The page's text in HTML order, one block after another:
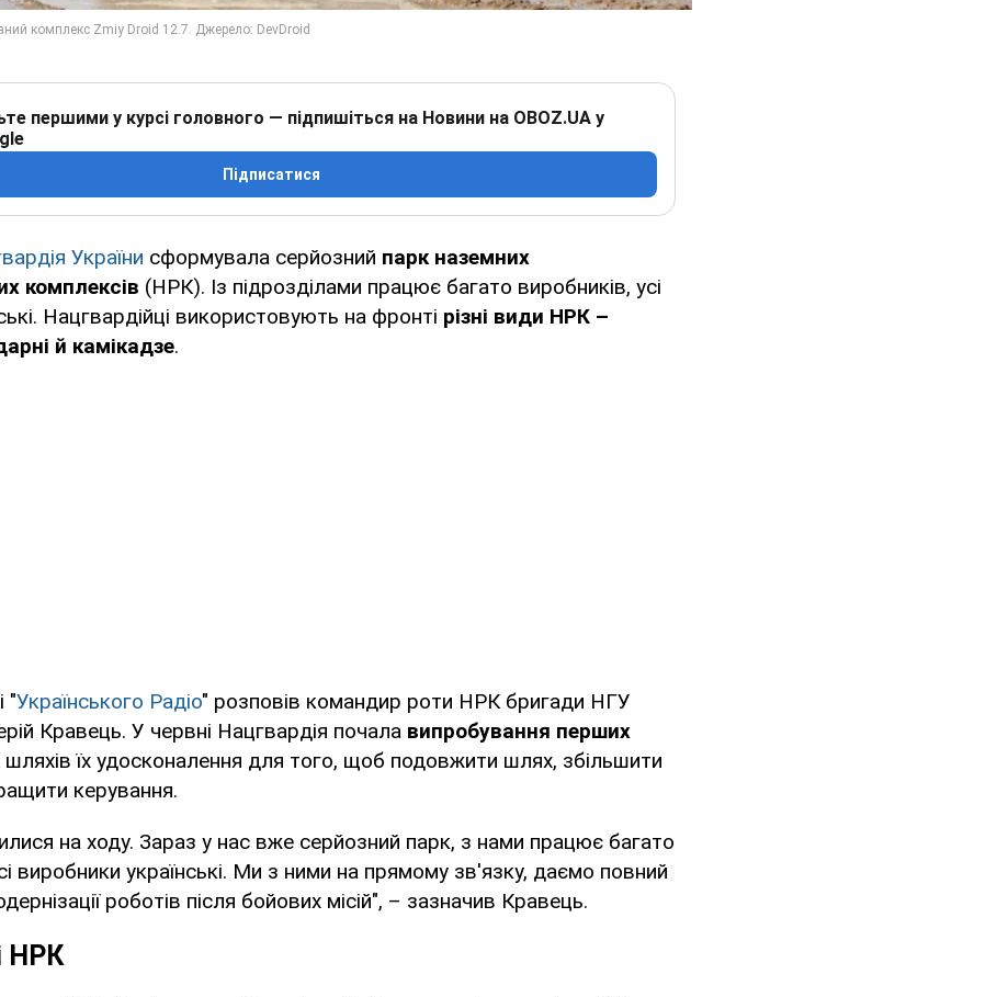
першими у курсі головного — підпишіться на Новини на OBOZ.UA у
Підписатися
України сформувала серйозний парк наземних
комплексів (НРК). Із підрозділами працює багато виробників, усі
Нацгвардійці використовують на фронті різні види НРК –
й камікадзе.
"Українського Радіо" розповів командир роти НРК бригади НГУ
Кравець. У червні Нацгвардія почала випробування перших
їх удосконалення для того, щоб подовжити шлях, збільшити
керування.
на ходу. Зараз у нас вже серйозний парк, з нами працює багато
виробники українські. Ми з ними на прямому зв'язку, даємо повний
роботів після бойових місій", – зазначив Кравець.
НРК